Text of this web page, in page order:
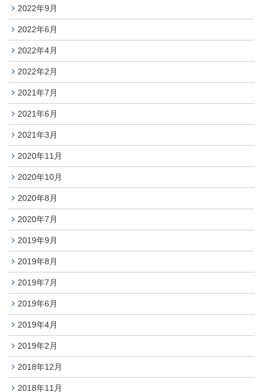
2022年9月
2022年6月
2022年4月
2022年2月
2021年7月
2021年6月
2021年3月
2020年11月
2020年10月
2020年8月
2020年7月
2019年9月
2019年8月
2019年7月
2019年6月
2019年4月
2019年2月
2018年12月
2018年11月